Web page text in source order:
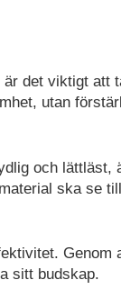
det viktigt att
utan
och lättläst,
ska se
Genom
sitt budskap.